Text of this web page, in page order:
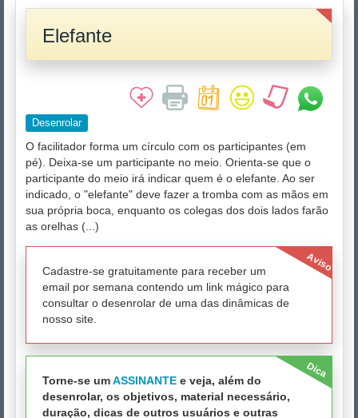
Elefante
Desenrolar
O facilitador forma um círculo com os participantes (em
pé). Deixa-se um participante no meio. Orienta-se que o
participante do meio irá indicar quem é o elefante. Ao ser
indicado, o "elefante" deve fazer a tromba com as mãos em
sua própria boca, enquanto os colegas dos dois lados farão
as orelhas (...)
Aviso
Cadastre-se gratuitamente para receber um
email por semana contendo um link mágico para
consultar o desenrolar de uma das dinâmicas de
nosso site.
Dica
Torne-se umASSINANTE e veja, além do
desenrolar, os objetivos, material necessário,
duração, dicas de outros usuários e outras